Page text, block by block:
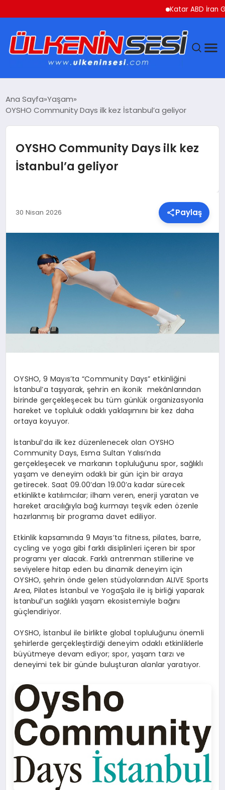
Katar ABD İran
GÜNDEM
MAGAZIN
TEKNOLOJI
MALATYA HABERLERI
Ana Sayfa Yaşam
OYSHO Community Days ilk kez İstanbul’a geliyor
OYSHO Community Days ilk kez
İstanbul’a geliyor
30 Nisan 2026 Paylaş
OYSHO, 9 Mayıs’ta “Community Days” etkinliğini
İstanbul’a taşıyarak, şehrin en ikonik mekânlarından
birinde gerçekleşecek bu tüm günlük organizasyonla
hareket ve topluluk odaklı yaklaşımını bir kez daha
ortaya koyuyor.
İstanbul’da ilk kez düzenlenecek olan OYSHO
Community Days, Esma Sultan Yalısı’nda
gerçekleşecek ve markanın topluluğunu spor, sağlıklı
yaşam ve deneyim odaklı bir gün için bir araya
getirecek. Saat 09.00’dan 19.00’a kadar sürecek
etkinlikte katılımcılar; ilham veren, enerji yaratan ve
hareket aracılığıyla bağ kurmayı teşvik eden özenle
hazırlanmış bir programa davet ediliyor.
Etkinlik kapsamında 9 Mayıs’ta fitness, pilates, barre,
cycling ve yoga gibi farklı disiplinleri içeren bir spor
programı yer alacak. Farklı antrenman stillerine ve
seviyelere hitap eden bu dinamik deneyim için
OYSHO, şehrin önde gelen stüdyolarından ALIVE Sports
Area, Pilates İstanbul ve YogaŞala ile iş birliği yaparak
İstanbul’un sağlıklı yaşam ekosistemiyle bağını
güçlendiriyor.
OYSHO, İstanbul ile birlikte global topluluğunu önemli
şehirlerde gerçekleştirdiği deneyim odaklı etkinliklerle
büyütmeye devam ediyor; spor, yaşam tarzı ve
deneyimi tek bir günde buluşturan alanlar yaratıyor.